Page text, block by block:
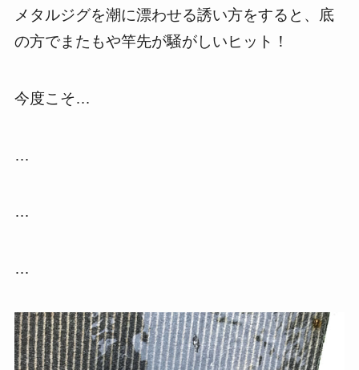
メタルジグを潮に漂わせる誘い方をすると、底
の方でまたもや竿先が騒がしいヒット！
今度こそ…
…
…
…